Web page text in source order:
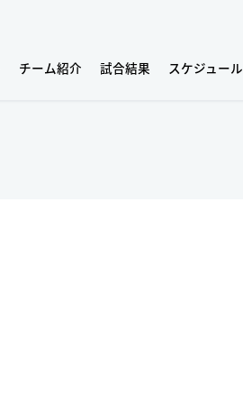
チーム紹介 試合結果 スケジュール